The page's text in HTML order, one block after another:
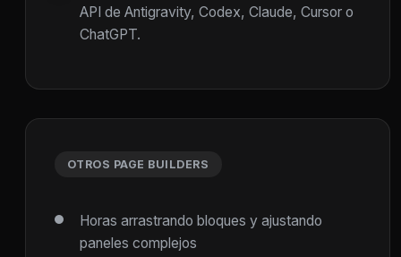
API de Antigravity, Codex, Claude, Cursor o
ChatGPT.
OTROS PAGE BUILDERS
Horas arrastrando bloques y ajustando
paneles complejos